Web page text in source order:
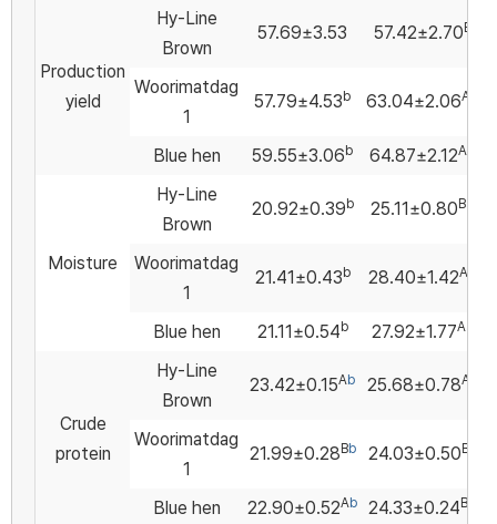
Production
yield
Hy-Line
Brown
57.69±3.53 57.42±2.70B
Woorimatdag
1
57.79±4.53b 63.04±2.06A
Blue hen 59.55±3.06b 64.87±2.12A
Moisture
Hy-Line
Brown
20.92±0.39b 25.11±0.80B
Woorimatdag
1
21.41±0.43b 28.40±1.42A
Blue hen 21.11±0.54b 27.92±1.77A
Crude
protein
Hy-Line
Brown
23.42±0.15Ab 25.68±0.78A
Woorimatdag
1
21.99±0.28Bb 24.03±0.50B
Blue hen 22.90±0.52Ab 24.33±0.24B